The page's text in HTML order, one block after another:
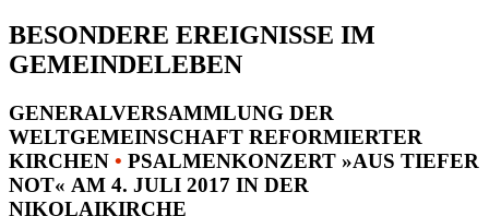
BESONDERE EREIGNISSE IM
GEMEINDELEBEN
GENERALVERSAMMLUNG DER
WELTGEMEINSCHAFT REFORMIERTER
KIRCHEN • PSALMENKONZERT »AUS TIEFER
NOT« AM 4. JULI 2017 IN DER
NIKOLAIKIRCHE